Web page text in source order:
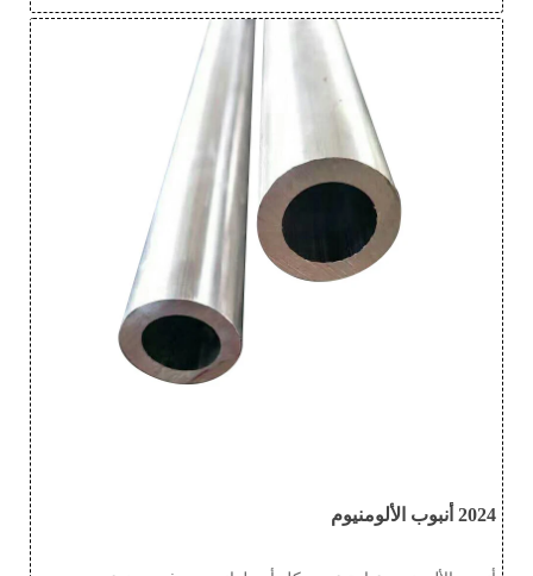
يتميز بسهولة استخدامه، مما يتيح حلولًا تصميمية متعددة
2024 أنبوب الألومنيوم